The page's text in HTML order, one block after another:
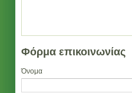
Φόρμα επικοινωνίας
Όνομα